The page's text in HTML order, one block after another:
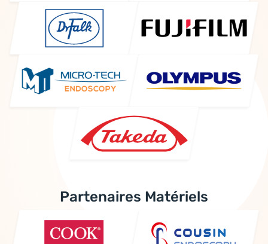
Partenaires Matériels